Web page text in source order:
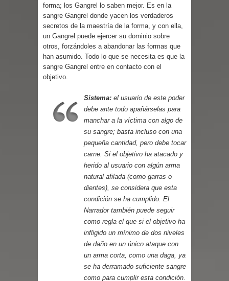
forma; los Gangrel lo saben mejor. Es en la
sangre Gangrel donde yacen los verdaderos
secretos de la maestría de la forma, y con ella,
un Gangrel puede ejercer su dominio sobre
otros, forzándoles a abandonar las formas que
han asumido. Todo lo que se necesita es que la
sangre Gangrel entre en contacto con el
objetivo.
Sistema: el usuario de este poder
debe ante todo apañárselas para
manchar a la víctima con algo de
su sangre; basta incluso con una
pequeña cantidad, pero debe tocar
carne. Si el objetivo ha atacado y
herido al usuario con algún arma
natural afilada (como garras o
dientes), se considera que esta
condición se ha cumplido. El
Narrador también puede seguir
como regla el que si el objetivo ha
infligido un mínimo de dos niveles
de daño en un único ataque con
un arma corta, como una daga, ya
se ha derramado suficiente sangre
como para cumplir esta condición.